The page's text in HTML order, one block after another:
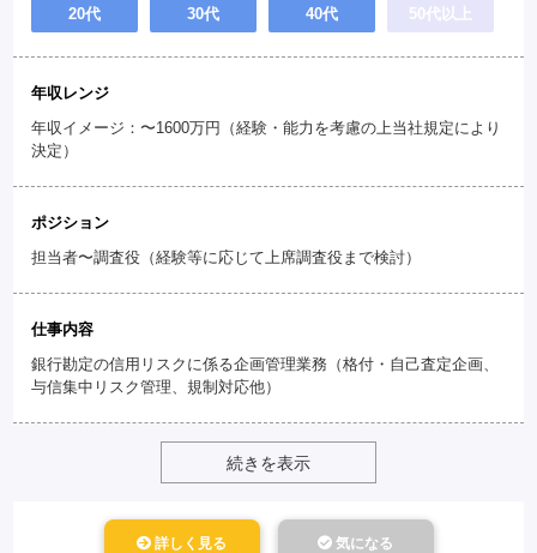
20代 30代 40代 50代以上
年収レンジ
年収イメージ：〜1600万円（経験・能力を考慮の上当社規定により
決定）
ポジション
担当者〜調査役（経験等に応じて上席調査役まで検討）
仕事内容
銀行勘定の信用リスクに係る企画管理業務（格付・自己査定企画、
与信集中リスク管理、規制対応他）
続きを表示
詳しく見る 気になる